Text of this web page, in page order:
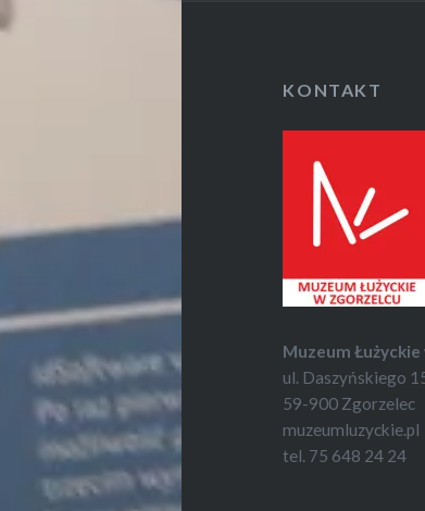
KONTAKT
Muzeum
ul. Daszyńskiego
59-900 Zgorzelec
muzeumluzyckie.pl
tel. 75 648 24 24